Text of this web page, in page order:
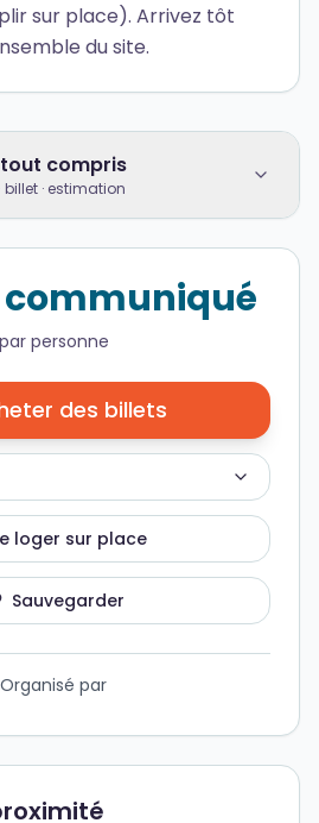
sur place). Arrivez tôt
du site.
compris
· estimation
communiqué
par personne
des billets
loger sur place
Sauvegarder
Organisé par